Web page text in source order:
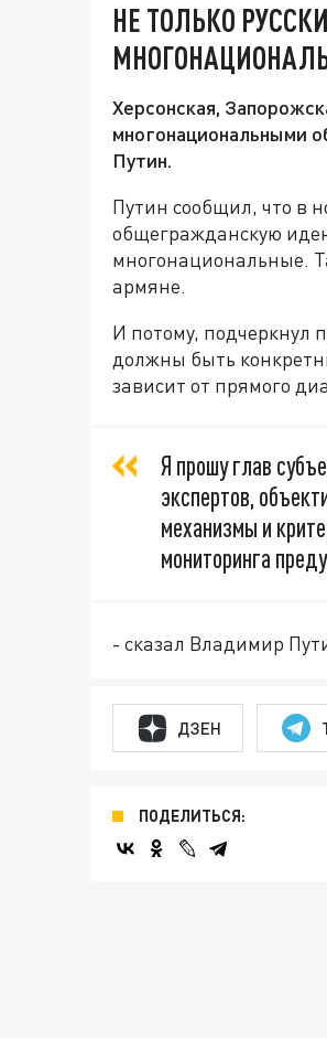
НЕ ТОЛЬКО
Херсонская,
многонациональными
Путин.
Путин сообщил, что в
общегражданскую
многонациональные.
армяне.
И потому,
должны быть
зависит от прямого
Я прошу глав
экспертов,
механизмы и
мониторинга
- сказал Владимир
ДЗЕН
ПОДЕЛИТЬСЯ: